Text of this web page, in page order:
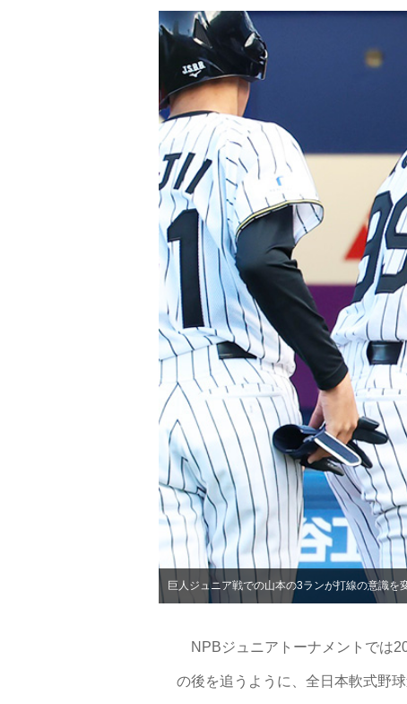
巨人ジュニア戦での山本の3ランが打線の意識を
NPBジュニアトーナメントでは
の後を追うように、全日本軟式野